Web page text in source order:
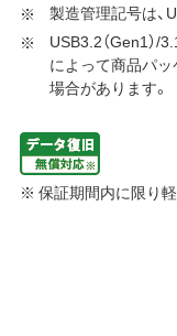
製造管理記号は、
USB3.2（Gen1）/
によって商品パ
場合があります。
※ 保証期間内に限り